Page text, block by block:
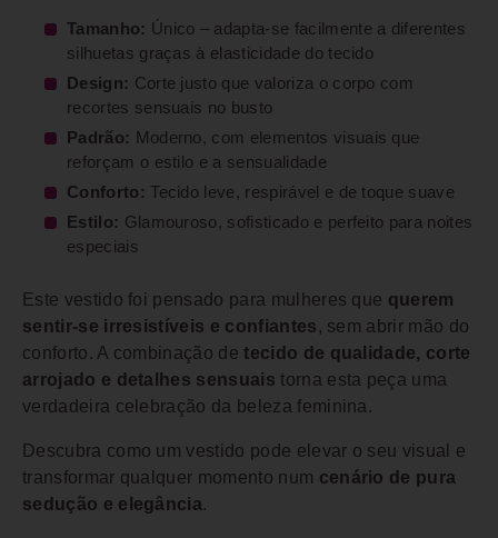
Tamanho: Único – adapta-se facilmente a diferentes
silhuetas graças à elasticidade do tecido
Design: Corte justo que valoriza o corpo com
recortes sensuais no busto
Padrão:
Moderno, com elementos visuais que
reforçam o estilo e a sensualidade
Conforto: Tecido leve, respirável e de toque suave
Estilo: Glamouroso, sofisticado e perfeito para noites
especiais
Este vestido foi pensado para mulheres que querem
sentir-se irresistíveis e confiantes , sem abrir mão do
conforto. A combinação detecido de qualidade, corte
arrojado e detalhes sensuais torna esta peça uma
verdadeira celebração da beleza feminina.
Descubra como um vestido pode elevar o seu visual e
transformar qualquer momento num cenário de pura
sedução e elegância.